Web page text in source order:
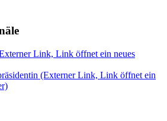
Link, Link öffnet ein neues
(Externer Link, Link öffnet ein